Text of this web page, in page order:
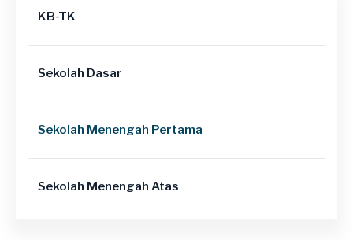
KB-TK
Sekolah Dasar
Sekolah Menengah Pertama
Sekolah Menengah Atas